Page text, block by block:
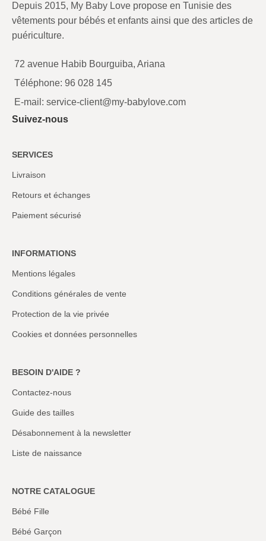
Depuis 2015, My Baby Love propose en Tunisie des
vêtements pour bébés et enfants ainsi que des articles de
puériculture.
72 avenue Habib Bourguiba, Ariana
Téléphone: 96 028 145
E-mail: service-client@my-babylove.com
Suivez-nous
SERVICES
Livraison
Retours et échanges
Paiement sécurisé
INFORMATIONS
Mentions légales
Conditions générales de vente
Protection de la vie privée
Cookies et données personnelles
BESOIN D'AIDE ?
Contactez-nous
Guide des tailles
Désabonnement à la newsletter
Liste de naissance
NOTRE CATALOGUE
Bébé Fille
Bébé Garçon